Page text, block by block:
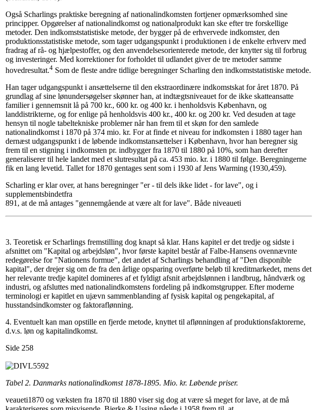
Også Scharlings praktiske beregning af nationalindkomsten fortjener opmærksomhed sine
principper. Opgørelser af nationalindkomst og nationalprodukt kan ske efter tre forskellige
metoder. Den indkomststatistiske metode, der bygger på de erhvervede indkomster, den
produktionsstatistiske metode, som tager udgangspunkt i produktionen i de enkelte erhverv med
fradrag af rå- og hjælpestoffer, og den anvendelsesorienterede metode, der knytter sig til forbrug
og investeringer. Med korrektioner for forholdet til udlandet giver de tre metoder samme
hovedresultat.4 Som de fleste andre tidlige beregninger Scharling den indkomststatistiske metode.
Han tager udgangspunkt i ansættelserne til den ekstraordinære indkomstskat for året 1870. På
grundlag af sine lønundersøgelser skønner han, at indtægtsniveauet for de ikke skatteansatte
familier i gennemsnit lå på 700 kr., 600 kr. og 400 kr. i henholdsvis København, og
landdistrikterne, og for enlige på henholdsvis 400 kr., 400 kr. og 200 kr. Ved desuden at tage
hensyn til nogle tabeltekniske problemer når han frem til et skøn for den samlede
nationalindkomst i 1870 på 374 mio. kr. For at finde et niveau for indkomsten i 1880 tager han
dernæst udgangspunkt i de løbende indkomstansættelser i København, hvor han beregner sig
frem til en stigning i indkomsten pr. indbygger fra 1870 til 1880 på 10%, som han derefter
generaliserer til hele landet med et slutresultat på ca. 453 mio. kr. i 1880 til følge. Beregningerne
fik en lang levetid. Tallet for 1870 gentages sent som i 1930 af Jens Warming (1930,459).
Scharling er klar over, at hans beregninger "er - til dels ikke lidet - for lave", og i
supplementsbindetfra
891, at de må antages "gennemgående at være alt for lave". Både niveaueti
3. Teoretisk er Scharlings fremstilling dog knapt så klar. Hans kapitel er det tredje og sidste i
afsnittet om "Kapital og arbejdsløn", hvor første kapitel består af Falbe-Hansens ovennævnte
redegørelse for "Nationens formue", det andet af Scharlings behandling af "Den disponible
kapital", der drejer sig om de fra den årlige opsparing overførte beløb til kreditmarkedet, mens det
her relevante tredje kapitel domineres af et fyldigt afsnit arbejdslønnen i landbrug, håndværk og
industri, og afsluttes med nationalindkomstens fordeling på indkomstgrupper. Efter moderne
terminologi er kapitlet en ujævn sammenblanding af fysisk kapital og pengekapital, af
husstandsindkomster og faktoraflønning.
4. Eventuelt kan man opstille en fjerde metode, knyttet til aflønningen af produktionsfaktorerne,
d.v.s. løn og kapitalindkomst.
Side 258
Tabel 2. Danmarks nationalindkomst 1878-1895. Mio. kr. Løbende priser.
veaueti1870 og væksten fra 1870 til 1880 viser sig dog at være så meget for lave, at de må